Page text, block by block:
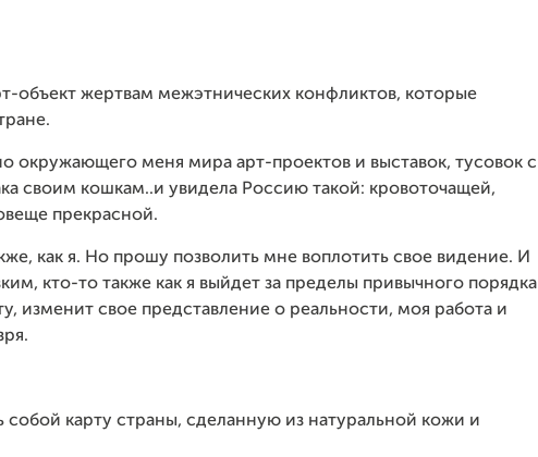
объект жертвам межэтнических конфликтов, которые
окружающего меня мира арт-проектов и выставок, тусовок с
своим кошкам..и увидела Россию такой: кровоточащей,
прекрасной.
как я. Но прошу позволить мне воплотить свое видение. И
кто-то также как я выйдет за пределы привычного порядка
изменит свое представление о реальности, моя работа и
собой карту страны, сделанную из натуральной кожи и